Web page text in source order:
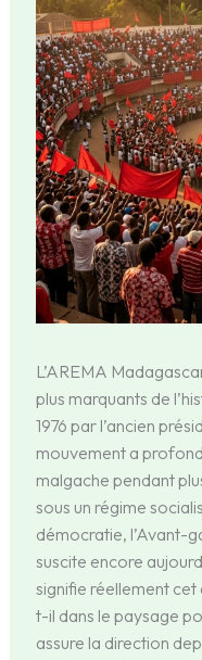
L’AREMA
plus marquants de
1976 par l’ancien
mouvement a
malgache pendant
sous un régime
démocratie, l’Avant-
suscite encore
signifie réellement
t-il dans le paysage
assure la direction